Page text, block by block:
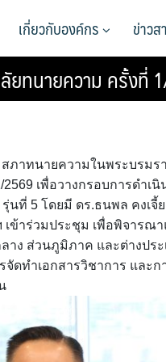
เกี่ยวกับองค์กร ข่าว
ยทนายความ ครั้งที่
ภาทนายความในพระบรม
เพื่อวางกรอบการดำเ
นที่ 5 โดยมี ดร.ธนพล คงเ
ข้าร่วมประชุม เพื่อพิจารณ
ง ส่วนภูมิภาค และต่างประ
ทำเอกสารวิชาการ และก